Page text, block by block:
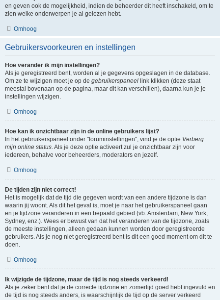
en geven ook de mogelijkheid, indien de beheerder dit heeft inschakeld, om te
zien welke onderwerpen je al gelezen hebt.
Omhoog
Gebruikersvoorkeuren en instellingen
Hoe verander ik mijn instellingen?
Als je geregistreerd bent, worden al je gegevens opgeslagen in de database.
Om ze te wijzigen moet je op de gebruikerspaneel link klikken (deze staat
meestal bovenaan op de pagina, maar dit kan verschillen), daarna kun je je
instellingen wijzigen.
Omhoog
Hoe kan ik onzichtbaar zijn in de online gebruikers lijst?
In het gebruikerspaneel onder "foruminstellingen", vind je de optie Verberg
mijn online status. Als je deze optie activeert zul je onzichtbaar zijn voor
iedereen, behalve voor beheerders, moderators en jezelf.
Omhoog
De tijden zijn niet correct!
Het is mogelijk dat de tijd die gegeven wordt van een andere tijdzone is dan
waarin jij woont. Als dit het geval is, moet je naar het gebruikerspaneel gaan
en je tijdzone veranderen in een bepaald gebied (vb: Amsterdam, New York,
Sydney, enz.). Wees er bewust van dat het veranderen van de tijdzone, zoals
de meeste instellingen, alleen gedaan kunnen worden door geregistreerde
gebruikers. Als je nog niet geregistreerd bent is dit een goed moment om dit te
doen.
Omhoog
Ik wijzigde de tijdzone, maar de tijd is nog steeds verkeerd!
Als je zeker bent dat je de correcte tijdzone en zomertijd goed hebt ingevuld en
de tijd is nog steeds anders, is waarschijnlijk de tijd op de server verkeerd